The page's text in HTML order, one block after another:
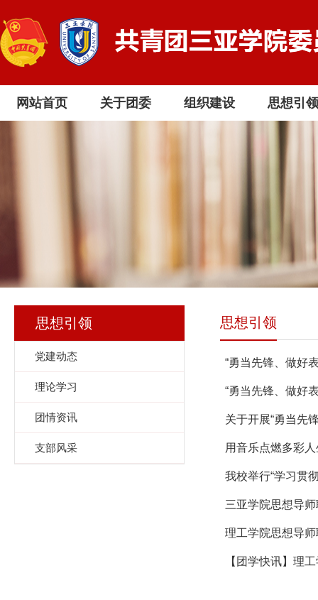
网站首页 关于团委 组织建设 思想引领
思想引领
党建动态
理论学习
团情资讯
支部风采
思想引领
“勇当先锋、做好
“勇当先锋、做好
关于开展“勇当先
用音乐点燃多彩
我校举行“学习贯
三亚学院思想导
理工学院思想导
【团学快讯】理